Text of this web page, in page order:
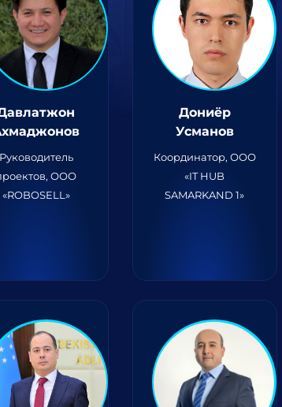
ООО
«ROBOSELL»
Дониёр
Усманов
Координатор, ООО
«IT HUB
SAMARKAND 1»